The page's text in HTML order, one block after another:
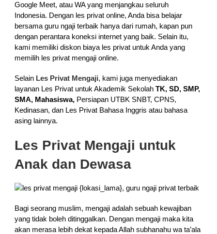
Google Meet, atau WA yang menjangkau seluruh
Indonesia. Dengan les privat online, Anda bisa belajar
bersama guru ngaji terbaik hanya dari rumah, kapan pun
dengan perantara koneksi internet yang baik. Selain itu,
kami memiliki diskon biaya les privat untuk Anda yang
memilih les privat mengaji online.
Selain Les Privat Mengaji, kami juga menyediakan
layanan Les Privat untuk Akademik Sekolah TK, SD, SMP,
SMA, Mahasiswa,Persiapan UTBK SNBT, CPNS,
Kedinasan, dan Les Privat Bahasa Inggris atau bahasa
asing lainnya.
Les Privat Mengaji untuk
Anak dan Dewasa
Bagi seorang muslim, mengaji adalah sebuah kewajiban
yang tidak boleh ditinggalkan. Dengan mengaji maka kita
akan merasa lebih dekat kepada Allah subhanahu wa ta’ala